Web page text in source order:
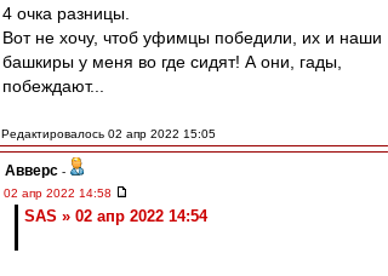
4 очка разницы.
Вот не хочу, чтоб уфимцы победили, их и наши
башкиры у меня во где сидят! А они, гады,
побеждают...
Редактировалось 02 апр 2022 15:05
Авверс -
02 апр 2022 14:58
SAS » 02 апр 2022 14:54